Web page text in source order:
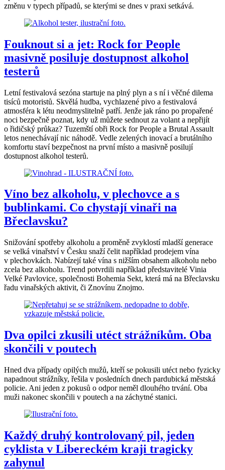
změnu v typech případů, se kterými se dnes v praxi setkává.
Fouknout si a jet: Rock for People
masivně posiluje dostupnost alkohol
testerů
Letní festivalová sezóna startuje na plný plyn a s ní i věčné dilema
tisíců motoristů. Skvělá hudba, vychlazené pivo a festivalová
atmosféra k létu neodmyslitelně patří. Jenže jak ráno po propařené
noci bezpečně poznat, kdy už můžete sednout za volant a nepřijít
o řidičský průkaz? Tuzemští obři Rock for People a Brutal Assault
letos nenechávají nic náhodě. Vedle zelených inovací a brutálního
komfortu staví bezpečnost na první místo a masivně posilují
dostupnost alkohol testerů.
Víno bez alkoholu, v plechovce a s
bublinkami. Co chystají vinaři na
Břeclavsku?
Snižování spotřeby alkoholu a proměně zvyklostí mladší generace
se velká vinařství v Česku snaží čelit například prodejem vína
v plechovkách. Nabízejí také vína s nižším obsahem alkoholu nebo
zcela bez alkoholu. Trend potvrdili například představitelé Vinia
Velké Pavlovice, společnosti Bohemia Sekt, která má na Břeclavsku
řadu vinařských aktivit, či Znovínu Znojmo.
Dva opilci zkusili utéct strážníkům. Oba
skončili v poutech
Hned dva případy opilých mužů, kteří se pokusili utéct nebo fyzicky
napadnout strážníky, řešila v posledních dnech pardubická městská
policie. Ani jeden z pokusů o odpor neměl dlouhého trvání. Oba
muži nakonec skončili v poutech a na záchytné stanici.
Každý druhý kontrolovaný pil, jeden
cyklista v Libereckém kraji tragicky
zahynul